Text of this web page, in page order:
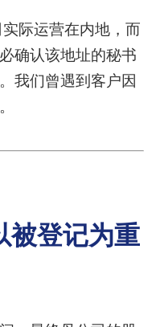
际运营在内地，而
确认该地址的秘书
我们曾遇到客户因
被登记为重